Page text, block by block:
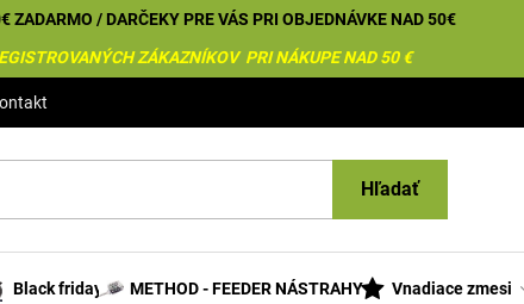
ZADARMO / DARČEKY PRE VÁS PRI OBJEDNÁVKE NAD 50€
ZÁKAZNÍKOV PRI NÁKUPE NAD 50 €
Hľadať
Black friday METHOD - FEEDER NÁSTRAHY Vnadiace zmesi